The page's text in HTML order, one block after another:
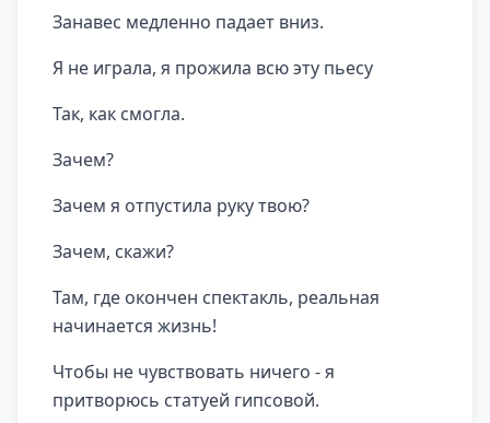
Занавес медленно падает вниз.
Я не играла, я прожила всю эту пьесу
Так, как смогла.
Зачем?
Зачем я отпустила руку твою?
Зачем, скажи?
Там, где окончен спектакль, реальная
начинается жизнь!
Чтобы не чувствовать ничего - я
притворюсь статуей гипсовой.